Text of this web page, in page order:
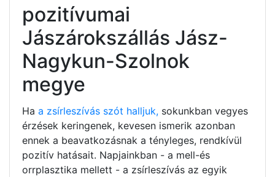
pozitívumai
Jászárokszállás Jász-
Nagykun-Szolnok
megye
Ha a zsírleszívás szót halljuk, sokunkban vegyes
érzések keringenek, kevesen ismerik azonban
ennek a beavatkozásnak a tényleges, rendkívül
pozitív hatásait. Napjainkban - a mell-és
orrplasztika mellett - a zsírleszívás az egyik